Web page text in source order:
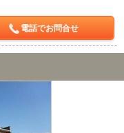
電話でお問合せ